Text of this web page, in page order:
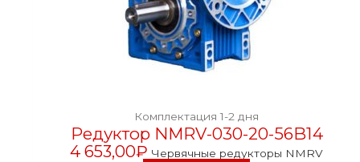
Комплектация 1-2 дня
Редуктор NMRV-030-20-56B14
4 653,00₽ Червячные редукторы NMRV